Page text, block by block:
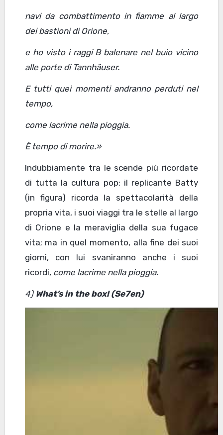
navi da combattimento in fiamme al largo
dei bastioni di Orione,
e ho visto i raggi B balenare nel buio vicino
alle porte di Tannhäuser.
E tutti quei momenti andranno perduti nel
tempo,
come lacrime nella pioggia.
È tempo di morire.»
Indubbiamente tra le scende più ricordate
di tutta la cultura pop: il replicante Batty
(in figura) ricorda la spettacolarità della
propria vita, i suoi viaggi tra le stelle al largo
di Orione e la meraviglia della sua fugace
vita; ma in quel momento, alla fine dei suoi
giorni, con lui svaniranno anche i suoi
ricordi, come lacrime nella pioggia.
4) What’s in the box! (Se7en)